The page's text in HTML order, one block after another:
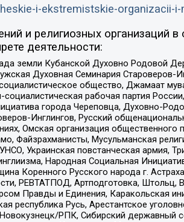
i-ekstremistskie-organizacii-i-
и религиозных организаций
деятельности:
земли Кубанской Духовно Родовой
Духовная Семинария Староверов-
общество, Джамаат
рабочая партия
города Череповца, Духовно-
Инглингов, Русский
Омская организация
Файзрахманисты, Мусульманская
Украинская повстанческая армия,
Народная Социальная
Коренного Русского народа г.
РЕВТАТПОД, Артподготовка,
Правды и Единения, Каракольская
республика Русь, Арестантское
РПК, Сибирский